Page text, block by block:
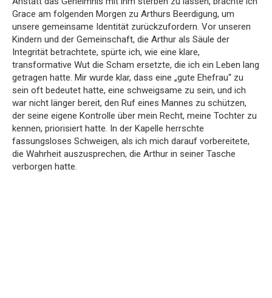
Grace am folgenden Morgen zu Arthurs Beerdigung, um
unsere gemeinsame Identität zurückzufordern. Vor unseren
Kindern und der Gemeinschaft, die Arthur als Säule der
Integrität betrachtete, spürte ich, wie eine klare,
transformative Wut die Scham ersetzte, die ich ein Leben lang
getragen hatte. Mir wurde klar, dass eine „gute Ehefrau“ zu
sein oft bedeutet hatte, eine schweigsame zu sein, und ich
war nicht länger bereit, den Ruf eines Mannes zu schützen,
der seine eigene Kontrolle über mein Recht, meine Tochter zu
kennen, priorisiert hatte. In der Kapelle herrschte
fassungsloses Schweigen, als ich mich darauf vorbereitete,
die Wahrheit auszusprechen, die Arthur in seiner Tasche
verborgen hatte.